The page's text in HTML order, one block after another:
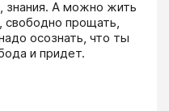
знания. А можно жить
прощать,
осознать, что ты
и придет.